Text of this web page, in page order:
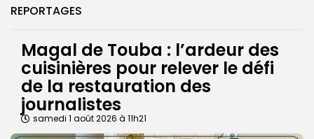
REPORTAGES
Magal de Touba : l’ardeur des
cuisinières pour relever le défi
de la restauration des
journalistes
samedi 1 août 2026 à 11h21